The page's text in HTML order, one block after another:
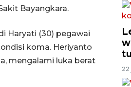
Bayangkara.
Haryati (30) pegawai
koma. Heriyanto
mengalami luka berat
22